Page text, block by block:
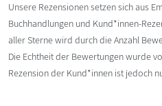
Unsere Rezensionen setzen sich aus
Buchhandlungen und Kund*innen-
aller Sterne wird durch die Anzahl
Die Echtheit der Bewertungen wurde
Rezension der Kund*innen ist jedoch